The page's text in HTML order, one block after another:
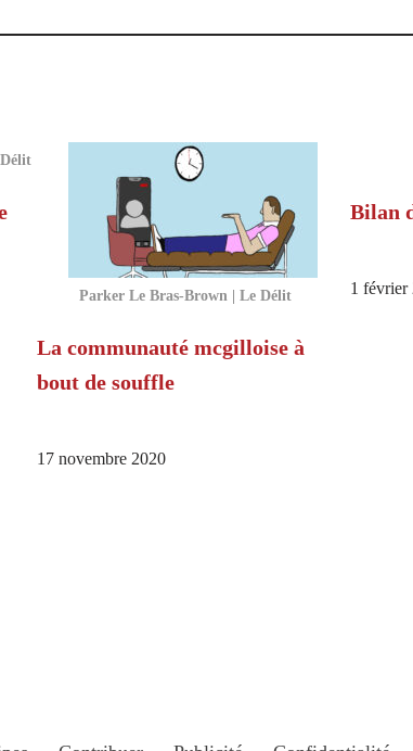
Parker Le Bras-Brown | Le Délit
La communauté mcgilloise à
bout de souffle
17 novembre 2020
Bilan
1 février